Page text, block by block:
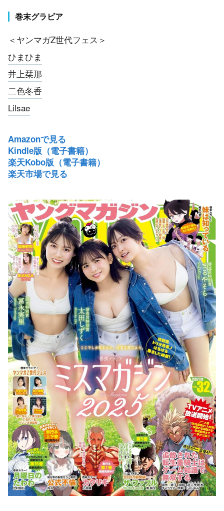
巻末グラビア
＜ヤンマガZ世代フェス＞
ひまひま
井上栞那
二色冬香
Lilsae
Amazonで見る
Kindle版（電子書籍）
楽天Kobo版（電子書籍）
楽天市場で見る